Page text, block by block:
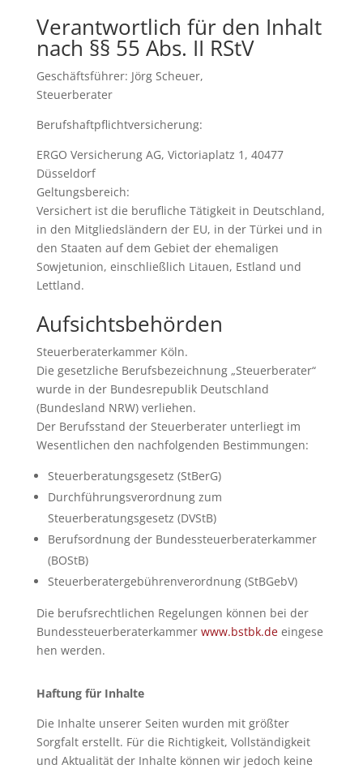
Verantwortlich für den Inhalt
nach §§ 55 Abs. II RStV
Geschäftsführer: Jörg Scheuer,
Steuerberater
Berufshaftpflichtversicherung:
ERGO Versicherung AG, Victoriaplatz 1, 40477
Düsseldorf
Geltungsbereich:
Versichert ist die berufliche Tätigkeit in Deutschland,
in den Mitgliedsländern der EU, in der Türkei und in
den Staaten auf dem Gebiet der ehemaligen
Sowjetunion, einschließlich Litauen, Estland und
Lettland.
Aufsichtsbehörden
Steuerberaterkammer Köln.
Die gesetzliche Berufsbezeichnung „Steuerberater“
wurde in der Bundesrepublik Deutschland
(Bundesland NRW) verliehen.
Der Berufsstand der Steuerberater unterliegt im
Wesentlichen den nachfolgenden Bestimmungen:
Steuerberatungsgesetz (StBerG)
Durchführungsverordnung zum
Steuerberatungsgesetz (DVStB)
Berufsordnung der Bundessteuerberaterkammer
(BOStB)
Steuerberatergebührenverordnung (StBGebV)
Die berufsrechtlichen Regelungen können bei der
Bundessteuerberaterkammer www.bstbk.deeingese
hen werden.
Haftung für Inhalte
Die Inhalte unserer Seiten wurden mit größter
Sorgfalt erstellt. Für die Richtigkeit, Vollständigkeit
und Aktualität der Inhalte können wir jedoch keine